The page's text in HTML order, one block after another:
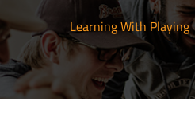
دوراتنا التدريبية
الأسئلة المتكررة
اتصل بنا
Learning With Playing